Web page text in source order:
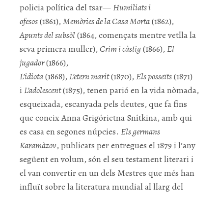
policia política del tsar—Humiliats i
ofesos(1861), Memòries de la Casa Morta(1862),
Apunts del subsòl(1864, començats mentre vetlla la
seva primera muller), Crim i càstig(1866), El
jugador(1866),
L’idiota(1868), L’etern marit(1870), Els posseïts(1871)
i L’adolescent(1875), tenen parió en la vida nòmada,
esqueixada, escanyada pels deutes, que fa fins
que coneix Anna Grigórietna Snítkina, amb qui
es casa en segones núpcies. Els germans
Karamàzov, publicats per entregues el 1879 i l’any
següent en volum, són el seu testament literari i
el van convertir en un dels Mestres que més han
influït sobre la literatura mundial al llarg del